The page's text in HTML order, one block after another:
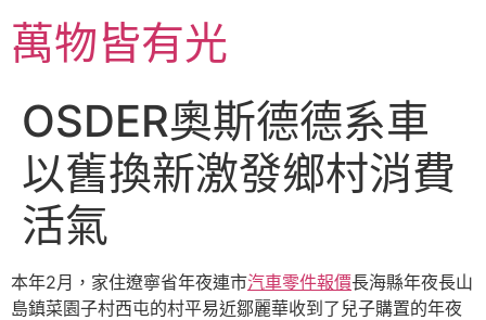
主萬物皆有光
OSDER奧斯德德系車
以舊換新激發鄉村消費
活氣
本年2月，家住遼寧省年夜連市汽車零件報價長海縣年夜長山
島鎮菜園子村西屯的村平易近鄒麗華收到了兒子購置的年夜